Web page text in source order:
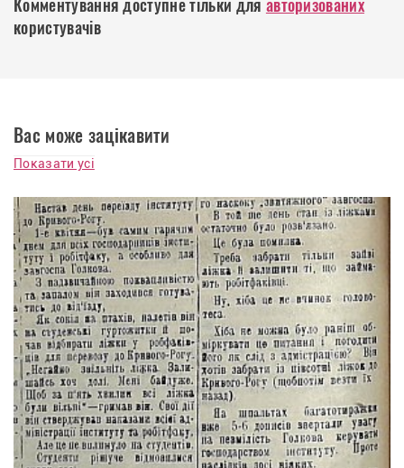
Комментування доступне тільки для авторизованих
користувачів
Вас може зацікавити
Показати усі